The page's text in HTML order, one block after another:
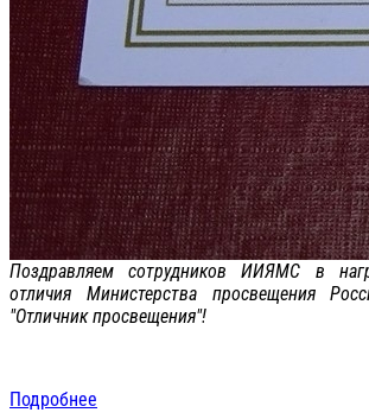
Поздравляем сотрудников ИИЯМС в
отличия Министерства просвещения
"Отличник просвещения"!
Подробнее